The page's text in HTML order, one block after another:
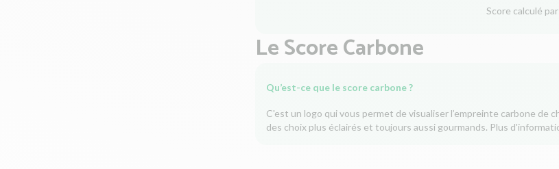
Score calculé par
Le Score Carbone
Qu’est-ce que le score carbone ?
C'est un logo qui vous permet de visualiser l’empreinte carbone de
des choix plus éclairés et toujours aussi gourmands. Plus